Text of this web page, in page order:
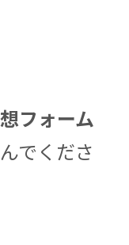
フォーム
でくださ